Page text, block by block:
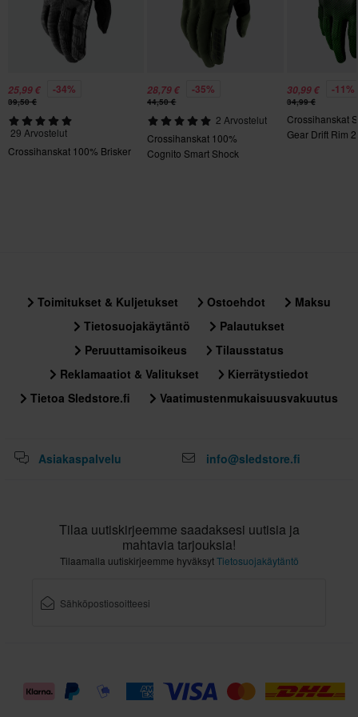
Sertifiointistandardi
Ei määritelty
25,99 € -34%
39,50 €
29 Arvostelut
Crossihanskat 100% Brisker
28,79 € -35%
44,50 €
2 Arvostelut
Crossihanskat 100%
Cognito Smart Shock
30,99 € -11%
34,99 €
Crossihanskat
Gear Drift Rim
Toimitukset & Kuljetukset Ostoehdot
Maksu
Tietosuojakäytäntö
Palautukset
Peruuttamisoikeus
Tilausstatus
Reklamaatiot & Valitukset
Kierrätystiedot
Tietoa Sledstore.fi
Vaatimustenmukaisuusvakuutus
Asiakaspalvelu info@sledstore.fi
Tilaa uutiskirjeemme saadaksesi uutisia ja
mahtavia tarjouksia!
Tilaamalla uutiskirjeemme hyväksytTietosuojakäytäntö